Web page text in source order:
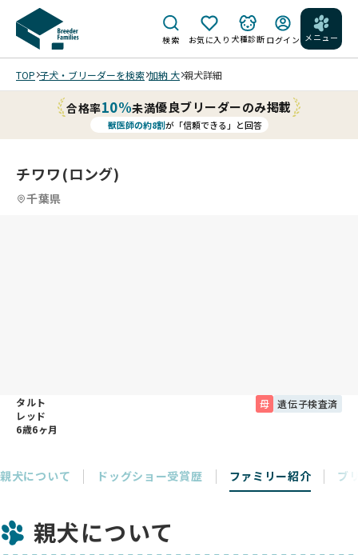
検索 お気に入り 犬種診断 ログイン メニュー
TOP 子犬・ブリーダーを検索 加納 大 親犬詳細
合格率10%未満優良ブリーダーのみ掲載
獣医師の約8割が「信頼できる」と回答
チワワ(ロング)
千葉県
タルト
レッド
6歳6ヶ月
母 遺伝子検査済
親犬について ドッグショー受賞歴 ファミリー紹介 ブ
親犬について